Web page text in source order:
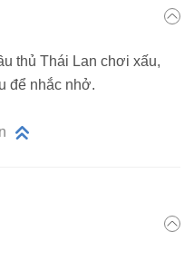
thủ Thái Lan chơi xấu,
để nhắc nhở.